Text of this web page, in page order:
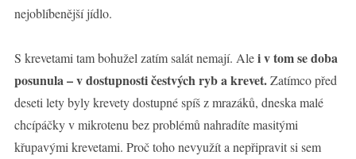
nejoblíbenější jídlo.
S krevetami tam bohužel zatím salát nemají. Alei v tom se doba
posunula – v dostupnosti čestvých ryb a krevet.Zatímco před
deseti lety byly krevety dostupné spíš z mrazáků, dneska malé
chcípáčky v mikrotenu bez problémů nahradíte masitými
křupavými krevetami. Proč toho nevyužít a nepřipravit si sem